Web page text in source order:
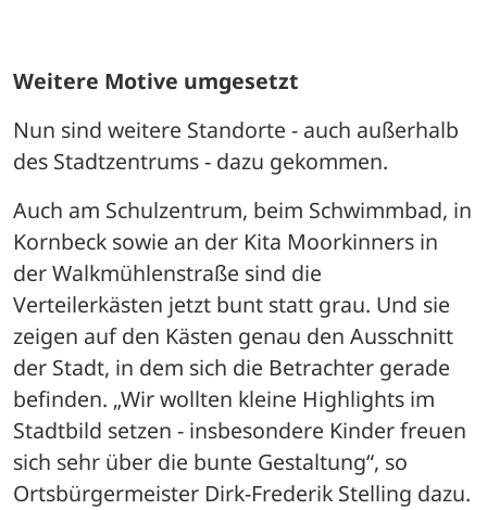
Weitere Motive umgesetzt
Nun sind weitere Standorte - auch außerhalb
des Stadtzentrums - dazu gekommen.
Auch am Schulzentrum, beim Schwimmbad, in
Kornbeck sowie an der Kita Moorkinners in
der Walkmühlenstraße sind die
Verteilerkästen jetzt bunt statt grau. Und sie
zeigen auf den Kästen genau den Ausschnitt
der Stadt, in dem sich die Betrachter gerade
befinden. „Wir wollten kleine Highlights im
Stadtbild setzen - insbesondere Kinder freuen
sich sehr über die bunte Gestaltung“, so
Ortsbürgermeister Dirk-Frederik Stelling dazu.